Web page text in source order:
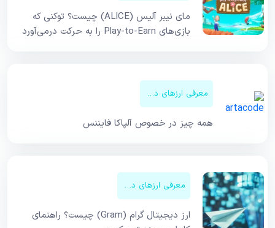
مای نیبر آلیس (ALICE) چیست؟ توکنی که
بازی‌های Play-to-Earn را به حرکت درمی‌آورد
معرفی ارزهای دیجیتال
همه چیز در خصوص آلپاکا فایننس
معرفی ارزهای دیجیتال
ارز دیجیتال گرام (Gram) چیست؟ راهنمای